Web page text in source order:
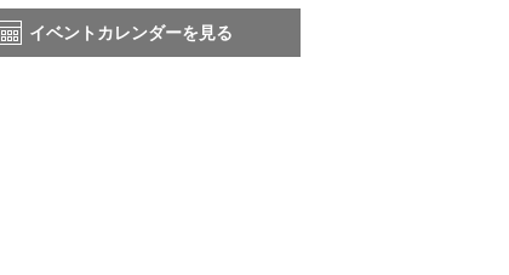
イベントカレンダーを見る